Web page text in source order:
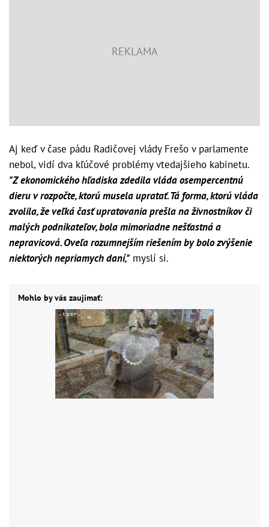
Aj keď v čase pádu Radičovej vlády Frešo v parlamente
nebol, vidí dva kľúčové problémy vtedajšieho kabinetu.
"Z ekonomického hľadiska zdedila vláda osempercentnú
dieru v rozpočte, ktorú musela upratať. Tá forma, ktorú vláda
zvolila, že veľká časť upratovania prešla na živnostníkov či
malých podnikateľov, bola mimoriadne nešťastná a
nepravicová. Oveľa rozumnejším riešením by bolo zvýšenie
niektorých nepriamych daní," myslí si.
Mohlo by vás zaujímať: